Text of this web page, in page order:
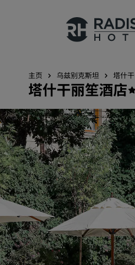
我们的品牌
丽笙酒店集团品牌
主页 乌兹别克斯坦 塔什干
塔什干丽笙酒店